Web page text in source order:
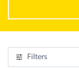
Filters